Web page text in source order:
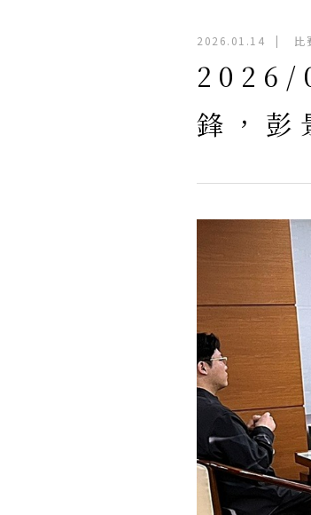
2026.01.14 | 比
2026/
鋒，彭